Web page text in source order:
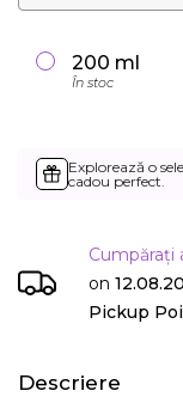
200 ml
În stoc
Explorează o
cadou perfect.
Cumpărați
on
Pickup
Descriere